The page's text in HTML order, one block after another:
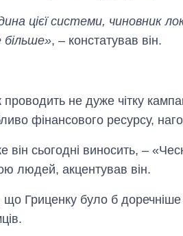
цієї системи, чиновник
більше», – констатував він.
не дуже чітку
фінансового ресурсу,
він сьогодні виносить, –
людей, акцентував він.
Гриценку було б